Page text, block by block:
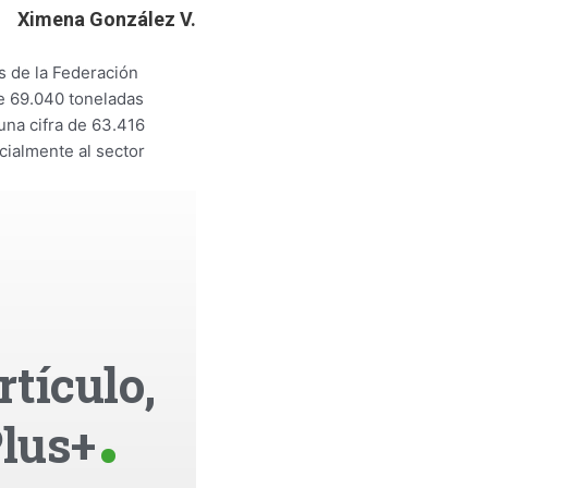
Ximena González V.
de la Federación
69.040 toneladas
cifra de 63.416
al sector